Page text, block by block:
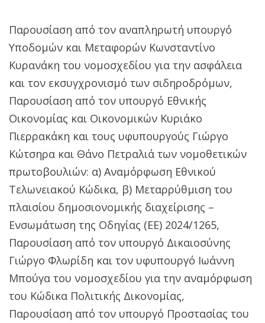
Παρουσίαση από τον αναπληρωτή υπουργό
Υποδομών και Μεταφορών Κωνσταντίνο
Κυρανάκη του νομοσχεδίου για την ασφάλεια
και τον εκσυγχρονισμό των σιδηροδρόμων,
Παρουσίαση από τον υπουργό Εθνικής
Οικονομίας και Οικονομικών Κυριάκο
Πιερρακάκη και τους υφυπουργούς Γιώργο
Κώτσηρα και Θάνο Πετραλιά των νομοθετικών
πρωτοβουλιών: α) Αναμόρφωση Εθνικού
Τελωνειακού Κώδικα, β) Μεταρρύθμιση του
πλαισίου δημοσιονομικής διαχείρισης –
Ενσωμάτωση της Οδηγίας (ΕΕ) 2024/1265,
Παρουσίαση από τον υπουργό Δικαιοσύνης
Γιώργο Φλωρίδη και τον υφυπουργό Ιωάννη
Μπούγα του νομοσχεδίου για την αναμόρφωση
του Κώδικα Πολιτικής Δικονομίας,
Παρουσίαση από τον υπουργό Προστασίας του